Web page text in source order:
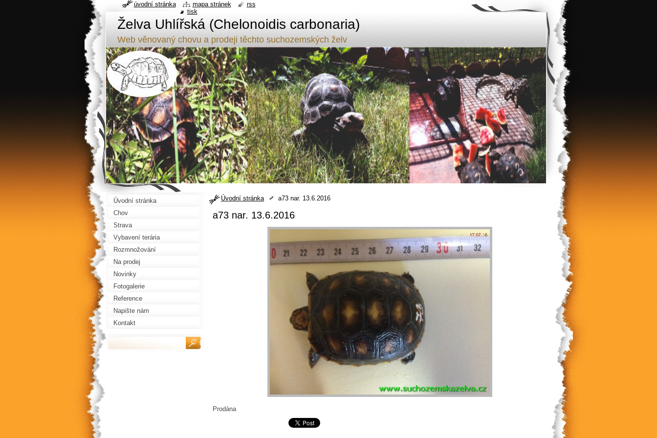
Želva Uhlířská (Chelonoidis carbonaria)
Web věnovaný chovu a prodeji těchto suchozemských želv
Úvodní stránka a73 nar. 13.6.2016
a73 nar. 13.6.2016
Prodána
Úvodní stránka
Chov
Strava
Vybavení terária
Rozmnožování
Na prodej
Novinky
Fotogalerie
Reference
Napište nám
Kontakt
úvodní stránka mapa stránek
rss
tisk